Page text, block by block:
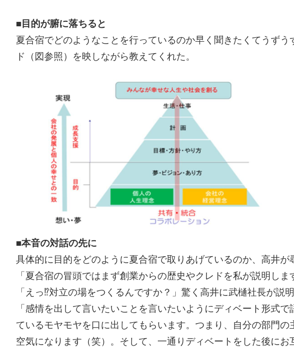
■目的が腑に落ちると
夏合宿でどのようなことを行っているのか早く聞きたくてうず
ド（図参照）を映しながら教えてくれた。
■本音の対話の先に
具体的に目的をどのように夏合宿で取りあげているのか、高井が
「夏合宿の冒頭ではまず創業からの歴史やクレドを私が説明し
「えっ⁉対立の場をつくるんですか？」驚く高井に武樋社長が説明
「感情を出して言いたいことを言いたいようにディベート形式
ているモヤモヤを口に出してもらいます。つまり、自分の部門
空気になります（笑）。そして、一通りディベートをした後に